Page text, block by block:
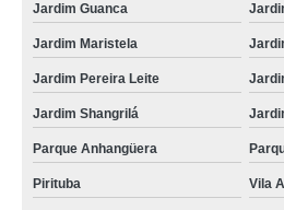
Jardim Guanca
Jardim Maristela
Jardim Pereira Leite
Jardim Shangrilá
Parque Anhangüera
Pirituba Vila